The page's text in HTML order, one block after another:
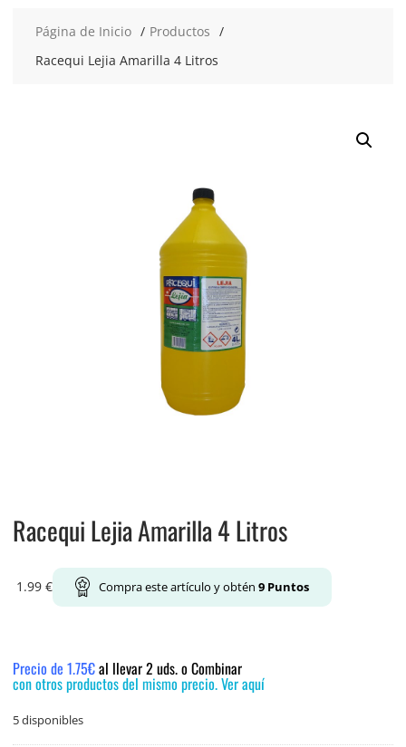
Página de Inicio
Productos
Racequi Lejia Amarilla 4 Litros
Racequi Lejia Amarilla 4 Litros
1.99 € Compra este artículo y obtén 9Puntos
Precio de 1.75€al llevar 2 uds. o Combinar
con otros productos del mismo precio. Ver aquí
5 disponibles